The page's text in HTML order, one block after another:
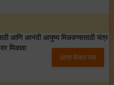
आणि आनंदी आयुष्य मिळवण्यासाठी यंत्र
मिळावा
आत्ता विकत घ्या